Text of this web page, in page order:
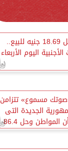
الدولار يسجل 18.69 جنيه للبيع..
اليوم الأربعاء
مسموع» تتزامن
الجديدة التى
تعلى من شأن المواطن وحل 86.4
بنسبة 97 %